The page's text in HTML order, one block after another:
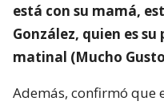
está con su mamá,
González, quien es
matinal (Mucho
Además, confirmó que